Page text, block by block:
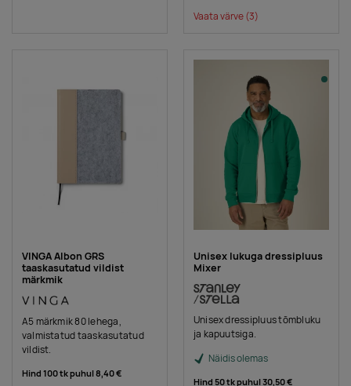
Vaata värve(3)
VINGA Albon GRS
taaskasutatud vildist
märkmik
A5 märkmik 80 lehega,
valmistatud taaskasutatud
vildist.
Hind 100 tk puhul8,40 €
Unisex lukuga dressipluus
Mixer
Unisex dressipluus tõmbluku
ja kapuutsiga.
Näidis olemas
Hind 50 tk puhul30,50 €